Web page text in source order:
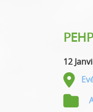
12